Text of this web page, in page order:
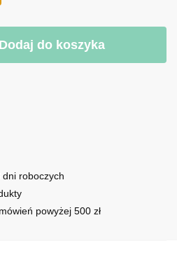
Dodaj do koszyka
roboczych
powyżej 500 zł